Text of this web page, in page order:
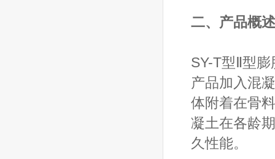
二、产品概述
SY-T型Ⅱ型
产品加入混
体附着在骨
凝土在各龄
久性能。